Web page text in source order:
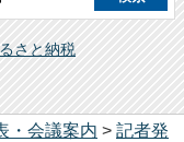
さと納税
・会議案内 > 記者発